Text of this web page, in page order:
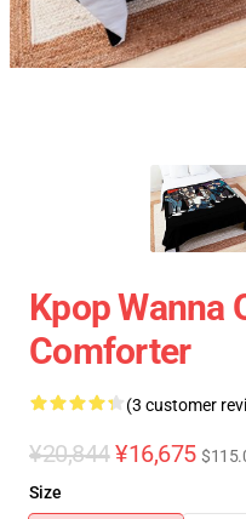
Kpop Wanna
Comforter
(3 customer
¥20,844¥16,675
Size